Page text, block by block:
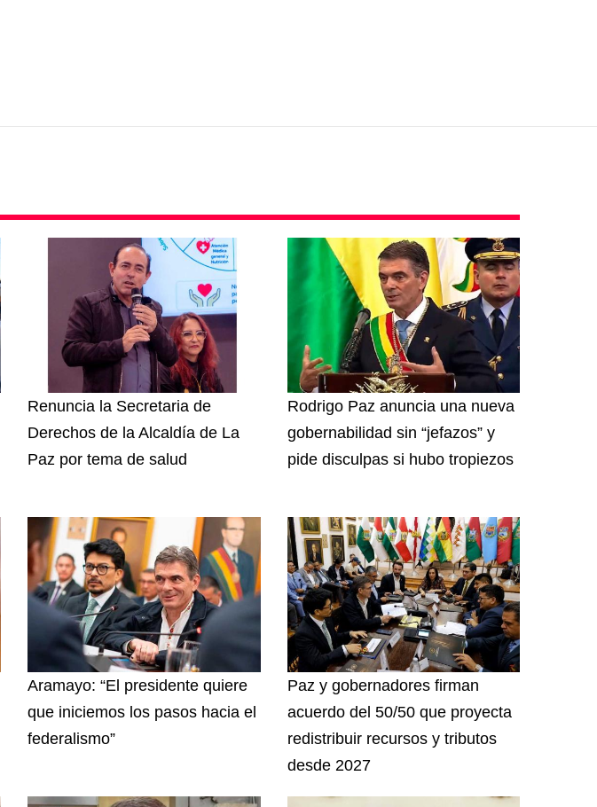
Renuncia la Secretaria de
Derechos de la Alcaldía de La
Paz por tema de salud
Rodrigo Paz anuncia una nueva
gobernabilidad sin “jefazos” y
pide disculpas si hubo tropiezos
Aramayo: “El presidente quiere
que iniciemos los pasos hacia el
federalismo”
Paz y gobernadores firman
acuerdo del 50/50 que proyecta
redistribuir recursos y tributos
desde 2027